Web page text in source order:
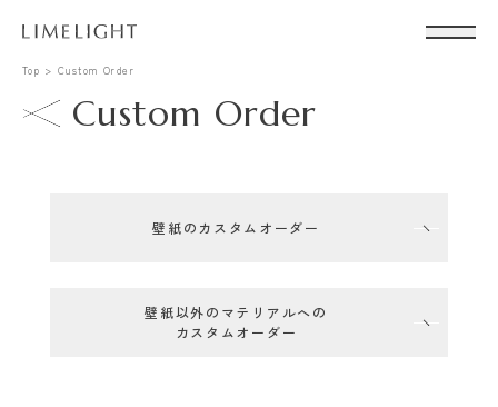
Top Custom Order
Custom Order
壁紙のカスタムオーダー
壁紙以外のマテリアルへの
カスタムオーダー